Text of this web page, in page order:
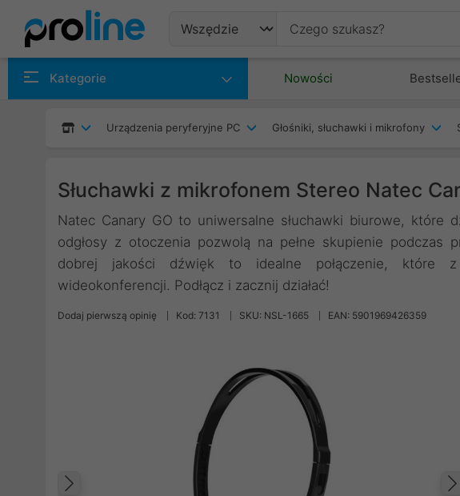
Kategorie Nowości
Urządzenia peryferyjne PC Głośniki, słuchawki i mikrofony
Słuchawki z mikrofonem Stereo Natec
Natec Canary GO to uniwersalne słuchawki biurowe, które
odgłosy z otoczenia pozwolą na pełne skupienie podczas
dobrej jakości dźwięk to idealne połączenie, które
wideokonferencji. Podłącz i zacznij działać!
Dodaj pierwszą opinię Kod: 7131 SKU: NSL-1665 EAN: 5901969426359